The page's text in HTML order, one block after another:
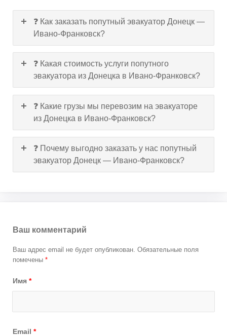
❓ Как заказать попутный эвакуатор Донецк —
Ивано-Франковск?
❓ Какая стоимость услуги попутного
эвакуатора из Донецка в Ивано-Франковск?
❓ Какие грузы мы перевозим на эвакуаторе
из Донецка в Ивано-Франковск?
❓ Почему выгодно заказать у нас попутный
эвакуатор Донецк — Ивано-Франковск?
Ваш комментарий
Ваш адрес email не будет опубликован. Обязательные поля
помечены *
Имя *
Email *